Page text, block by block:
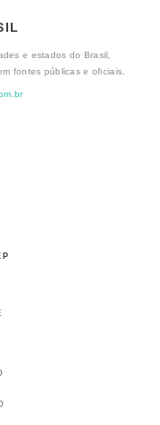
e estados do Brasil,
fontes públicas e oficiais.